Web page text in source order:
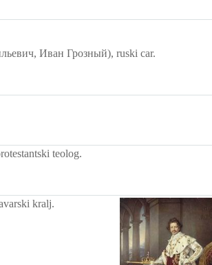
Иван Грозный), ruski car.
teolog.
kralj.